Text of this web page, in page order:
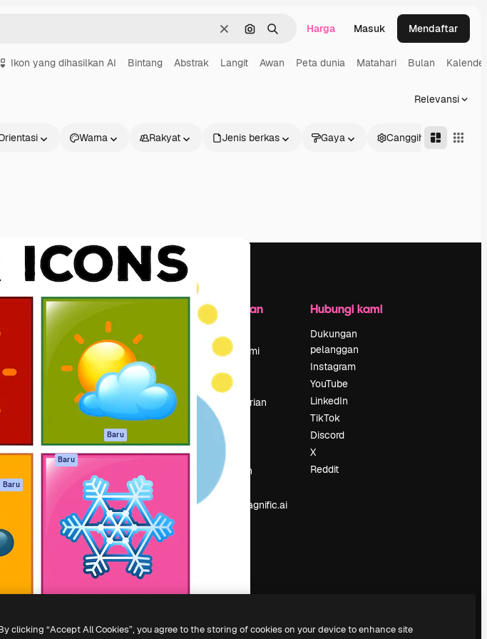
JernihPencarian berdasarkan gambar
MencariHarga Masuk Mendaftar
Ikon yang dihasilkan AI Bintang Abstrak Langit Awan Peta dunia Matahari Bulan Kalender
Relevansi
Warna Rakyat Jenis berkas Gaya Canggih
AI
gambar
video AI
suara AI
ChatGPT
Baru
Baru
seluler
alat
Mulai
Academy
Dokumentasi
Dukungan
Ketentuan
Penggunaan
Kebijakan privasi
Baru
Kebijakan Cookie
Afiliasi
Enterprise
Perusahaan
Harga
Tentang kami
Karier
Tren pencarian
Blog
Acara
Jual konten
Ruang pers
Mencari magnific.ai
Hubungi kami
Dukungan
pelanggan
Instagram
YouTube
LinkedIn
TikTok
Discord
X
Reddit
dilindungi undang-undang.
clicking “Accept All Cookies”, you agree to the storing of cookies on your device to enhance site